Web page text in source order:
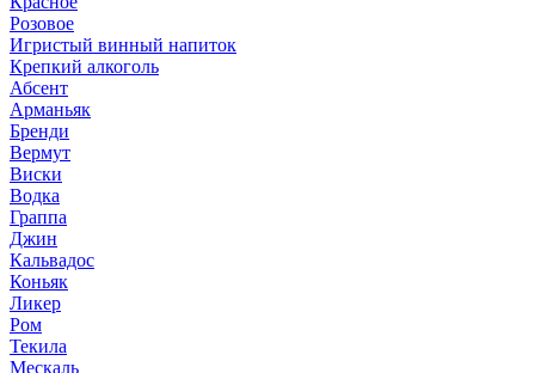
Розовое
Игристый винный напиток
Крепкий алкоголь
Абсент
Арманьяк
Бренди
Вермут
Виски
Водка
Граппа
Джин
Кальвадос
Коньяк
Ликер
Ром
Текила
Мескаль